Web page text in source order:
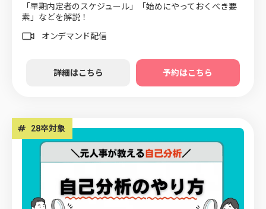
「早期内定者のスケジュール」「始めにやっておくべき要
素」などを解説！
オンデマンド配信
詳細はこちら 予約はこちら
# 28卒対象